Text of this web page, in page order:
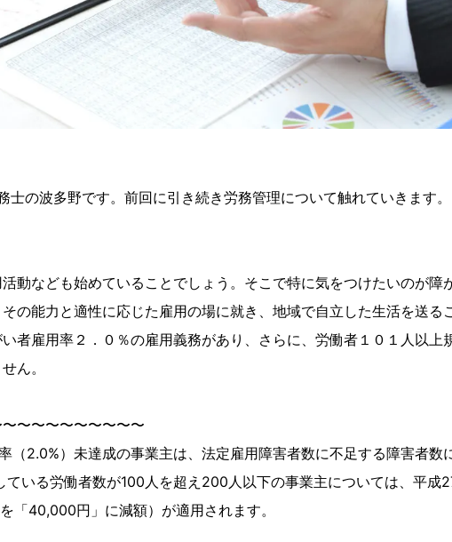
の波多野です。前回に引き続き労務管理について触れていきます。
動なども始めていることでしょう。そこで特に気をつけたいのが障
の能力と適性に応じた雇用の場に就き、地域で自立した生活を送
者雇用率２．０％の雇用義務があり、さらに、労働者１０１人以
ん。
〜〜〜〜〜〜〜〜〜
（2.0%）未達成の事業主は、法定雇用障害者数に不足する障害者
いる労働者数が100人を超え200人以下の事業主については、平
「40,000円」に減額）が適用されます。